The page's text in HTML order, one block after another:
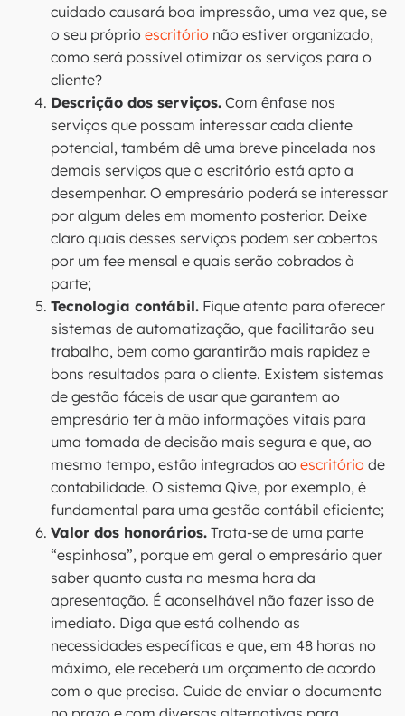
cuidado causará boa impressão, uma vez que, se
o seu próprio escritório não estiver organizado,
como será possível otimizar os serviços para o
cliente?
Descrição dos serviços. Com ênfase nos
serviços que possam interessar cada cliente
potencial, também dê uma breve pincelada nos
demais serviços que o escritório está apto a
desempenhar. O empresário poderá se interessar
por algum deles em momento posterior. Deixe
claro quais desses serviços podem ser cobertos
por um fee mensal e quais serão cobrados à
parte;
Tecnologia contábil. Fique atento para oferecer
sistemas de automatização, que facilitarão seu
trabalho, bem como garantirão mais rapidez e
bons resultados para o cliente. Existem sistemas
de gestão fáceis de usar que garantem ao
empresário ter à mão informações vitais para
uma tomada de decisão mais segura e que, ao
mesmo tempo, estão integrados ao escritório de
contabilidade. O sistema Qive, por exemplo, é
fundamental para uma gestão contábil eficiente;
Valor dos honorários. Trata-se de uma parte
“espinhosa”, porque em geral o empresário quer
saber quanto custa na mesma hora da
apresentação. É aconselhável não fazer isso de
imediato. Diga que está colhendo as
necessidades específicas e que, em 48 horas no
máximo, ele receberá um orçamento de acordo
com o que precisa. Cuide de enviar o documento